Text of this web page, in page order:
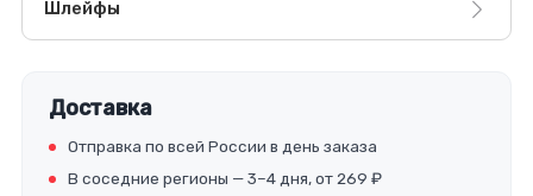
Шлейфы
Доставка
Отправка по всей России в день заказа
В соседние регионы — 3–4 дня, от 269 ₽